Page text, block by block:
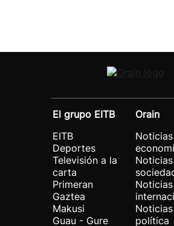
El grupo EITB
EITB
Deportes
Televisión a la
carta
Primeran
Gaztea
Makusi
Guau - Gure
Orain
Noticias
política